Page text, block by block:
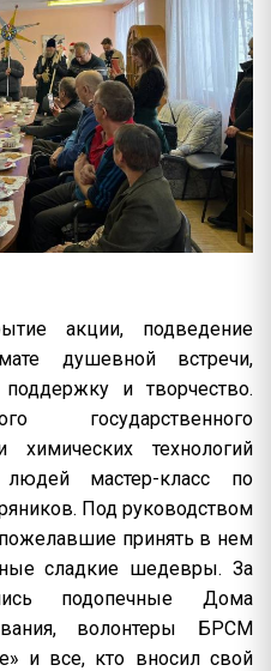
акции, подведение
душевной встречи,
и творчество.
государственного
технологий
мастер-класс по
Под руководством
принять в нем
сладкие шедевры. За
подопечные Дома
волонтеры БРСМ
и все, кто вносил свой